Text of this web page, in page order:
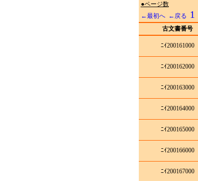
●ページ数
←最初へ
←戻る 1
古文書番号
ﾆｲ200161000
ﾆｲ200162000
ﾆｲ200163000
ﾆｲ200164000
ﾆｲ200165000
ﾆｲ200166000
ﾆｲ200167000